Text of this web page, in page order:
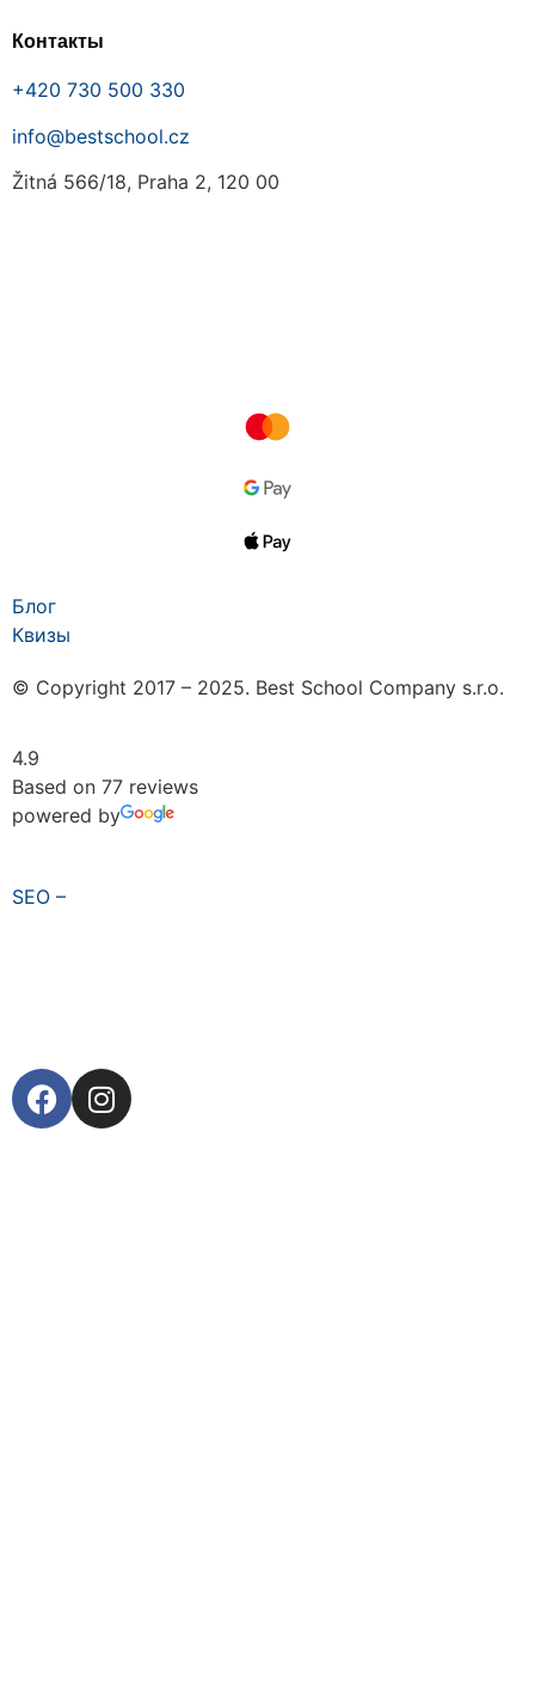
Контакты
+420 730 500 330
info@bestschool.cz
Žitná 566/18, Praha 2, 120 00
Блог
Квизы
© Copyright 2017 – 2025. Best School Company s.r.o.
4.9
Based on 77 reviews
powered by
SEO –